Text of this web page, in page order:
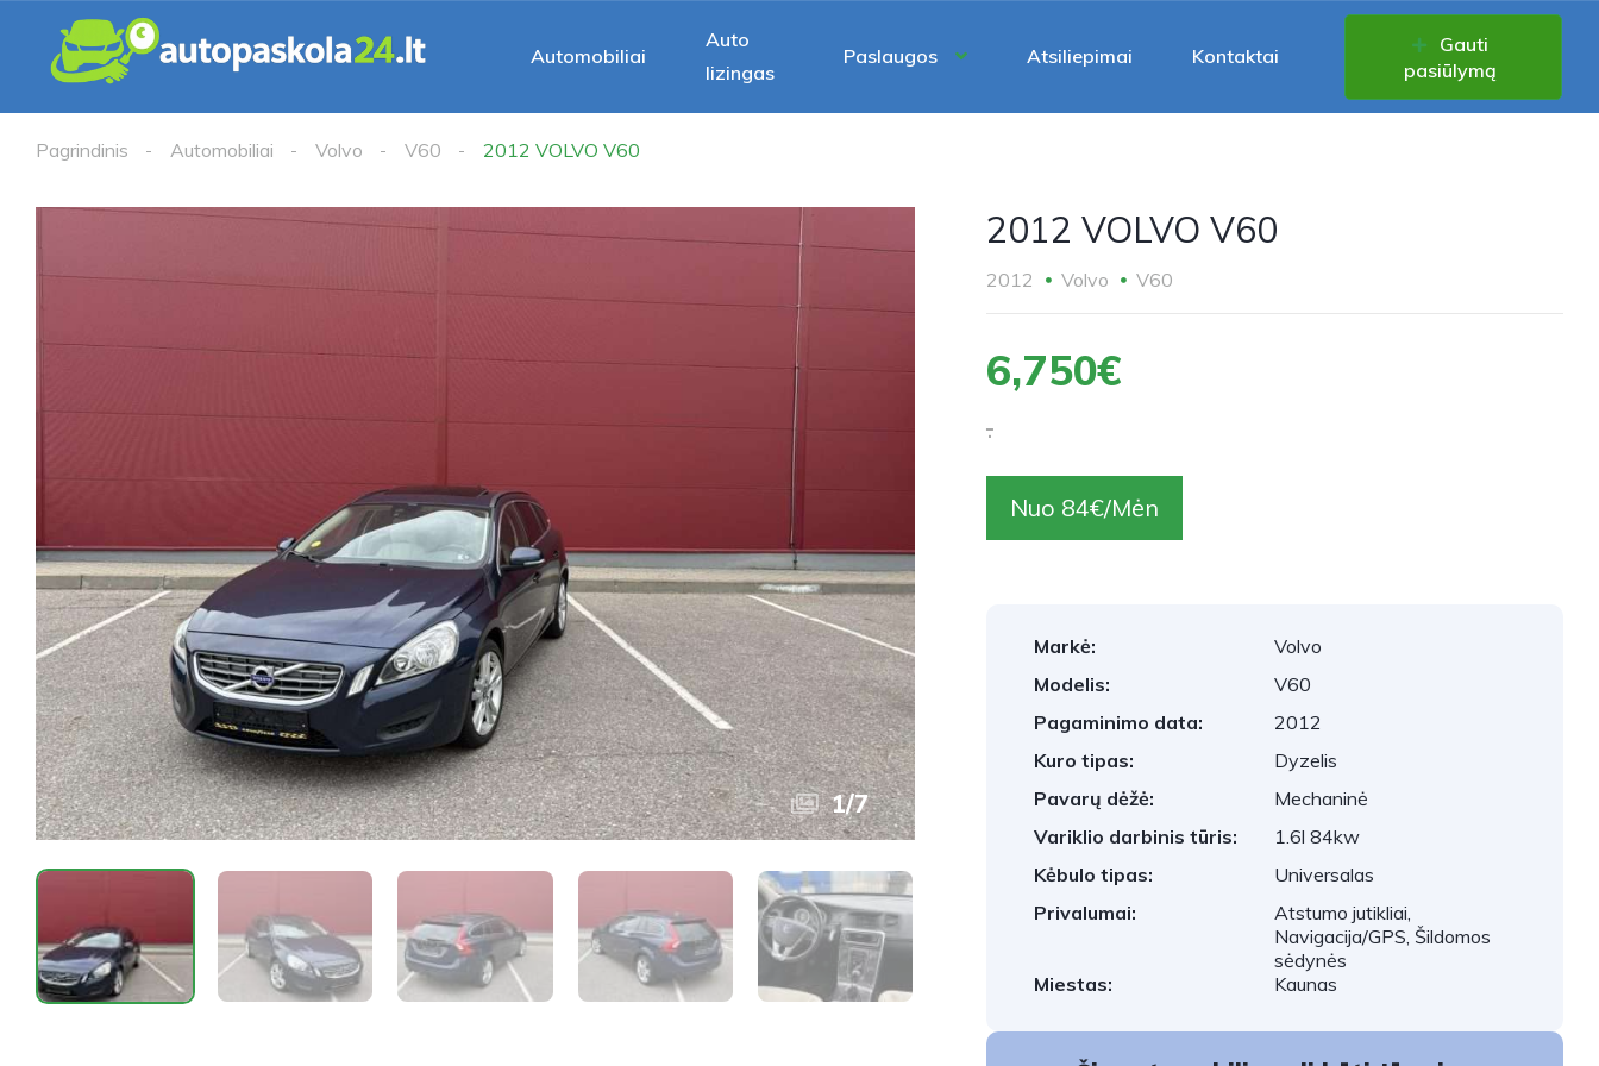
Automobiliai
Auto
lizingas
Paslaugos Atsiliepimai Kontaktai
Gauti
pasiūlymą
Pagrindinis Automobiliai Volvo V60 2012 VOLVO V60
1/7
2012 VOLVO V60
2012 Volvo V60
6,750€
.
Nuo 84€/Mėn
Markė:
Volvo
Modelis:
V60
Pagaminimo data:
2012
Kuro tipas:
Dyzelis
Pavarų dėžė:
Mechaninė
Variklio darbinis tūris:
1.6l 84kw
Kėbulo tipas:
Universalas
Privalumai:
Atstumo jutikliai,
Navigacija/GPS, Šildomos
sėdynės
Miestas:
Kaunas